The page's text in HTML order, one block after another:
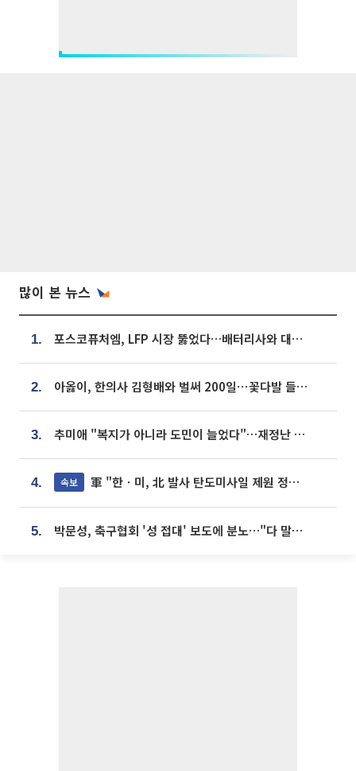
많이 본 뉴스
1. 포스코퓨처엠, LFP 시장 뚫었다…배터리사와 대규모 장기 공급 합의
2. 아옳이, 한의사 김형배와 벌써 200일⋯꽃다발 들고 "프러포즈 아냐"
3. 추미애 "복지가 아니라 도민이 늘었다"…재정난 책임론 정면돌파
4. 속보 軍 "한ㆍ미, 北 발사 탄도미사일 제원 정밀분석 중"
5. 박문성, 축구협회 '성 접대' 보도에 분노…"다 말아먹으려고 작정했나"